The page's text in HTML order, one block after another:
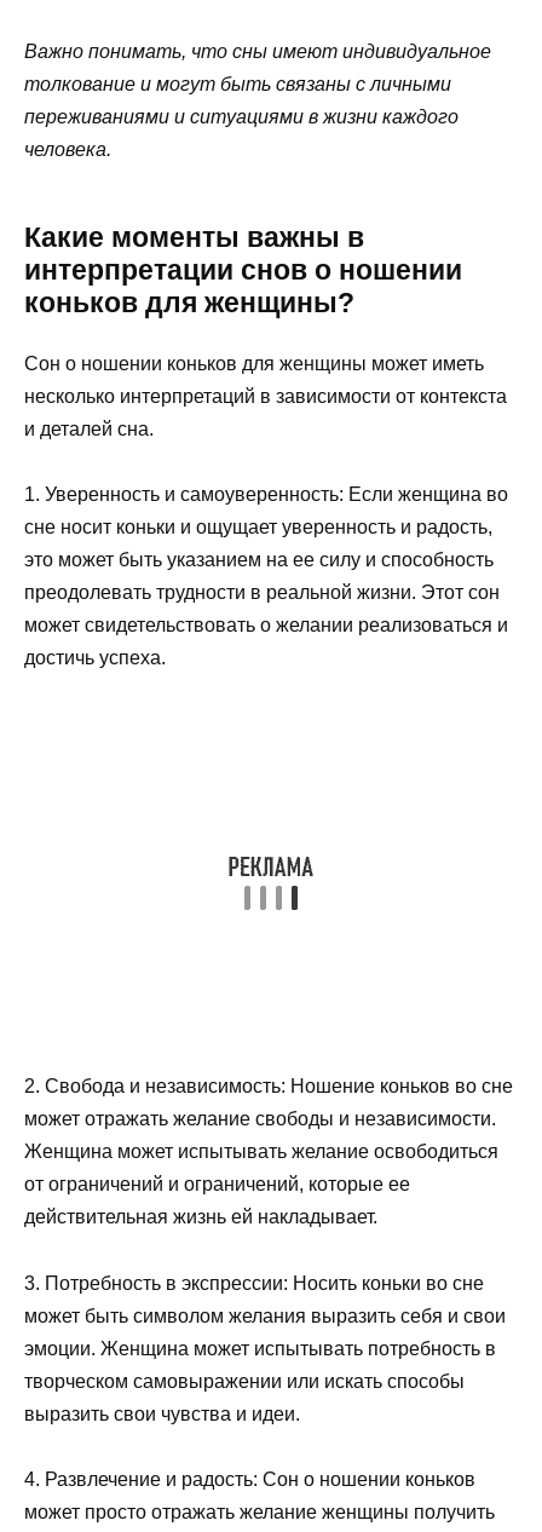
Важно понимать, что сны имеют индивидуальное
толкование и могут быть связаны с личными
переживаниями и ситуациями в жизни каждого
человека.
Какие моменты важны в
интерпретации снов о ношении
коньков для женщины?
Сон о ношении коньков для женщины может иметь
несколько интерпретаций в зависимости от контекста
и деталей сна.
1. Уверенность и самоуверенность: Если женщина во
сне носит коньки и ощущает уверенность и радость,
это может быть указанием на ее силу и способность
преодолевать трудности в реальной жизни. Этот сон
может свидетельствовать о желании реализоваться и
достичь успеха.
2. Свобода и независимость: Ношение коньков во сне
может отражать желание свободы и независимости.
Женщина может испытывать желание освободиться
от ограничений и ограничений, которые ее
действительная жизнь ей накладывает.
3. Потребность в экспрессии: Носить коньки во сне
может быть символом желания выразить себя и свои
эмоции. Женщина может испытывать потребность в
творческом самовыражении или искать способы
выразить свои чувства и идеи.
4. Развлечение и радость: Сон о ношении коньков
может просто отражать желание женщины получить